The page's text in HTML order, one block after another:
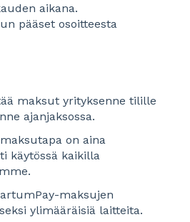
aikana.
pääset osoitteesta
maksut yrityksenne tilille
ajanjaksossa.
on aina
käytössä kaikilla
maksujen
ylimääräisiä laitteita.